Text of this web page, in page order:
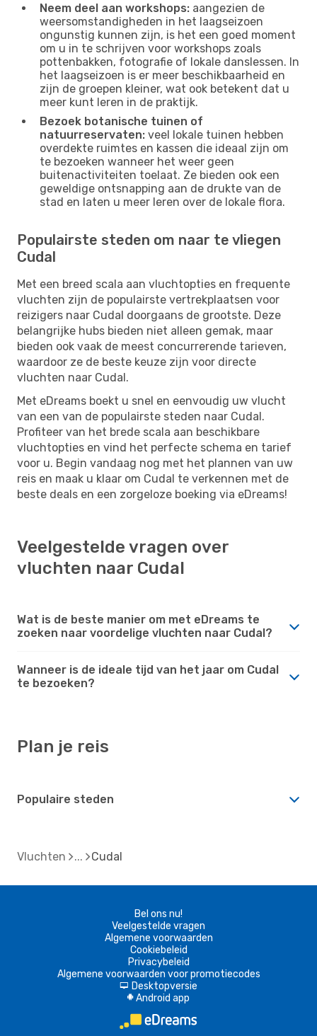
Neem deel aan workshops: aangezien de
weersomstandigheden in het laagseizoen
ongunstig kunnen zijn, is het een goed moment
om u in te schrijven voor workshops zoals
pottenbakken, fotografie of lokale danslessen. In
het laagseizoen is er meer beschikbaarheid en
zijn de groepen kleiner, wat ook betekent dat u
meer kunt leren in de praktijk.
Bezoek botanische tuinen of
natuurreservaten: veel lokale tuinen hebben
overdekte ruimtes en kassen die ideaal zijn om
te bezoeken wanneer het weer geen
buitenactiviteiten toelaat. Ze bieden ook een
geweldige ontsnapping aan de drukte van de
stad en laten u meer leren over de lokale flora.
Populairste steden om naar te vliegen
Cudal
Met een breed scala aan vluchtopties en frequente
vluchten zijn de populairste vertrekplaatsen voor
reizigers naar Cudal doorgaans de grootste. Deze
belangrijke hubs bieden niet alleen gemak, maar
bieden ook vaak de meest concurrerende tarieven,
waardoor ze de beste keuze zijn voor directe
vluchten naar Cudal.
Met eDreams boekt u snel en eenvoudig uw vlucht
van een van de populairste steden naar Cudal.
Profiteer van het brede scala aan beschikbare
vluchtopties en vind het perfecte schema en tarief
voor u. Begin vandaag nog met het plannen van uw
reis en maak u klaar om Cudal te verkennen met de
beste deals en een zorgeloze boeking via eDreams!
Veelgestelde vragen over
vluchten naar Cudal
Wat is de beste manier om met eDreams te
zoeken naar voordelige vluchten naar Cudal?
Wanneer is de ideale tijd van het jaar om Cudal
te bezoeken?
Plan je reis
Populaire steden
Vluchten Cudal
Bel ons nu!
Veelgestelde vragen
Algemene voorwaarden
Cookiebeleid
Privacybeleid
Algemene voorwaarden voor promotiecodes
d Desktopversie
A Android app